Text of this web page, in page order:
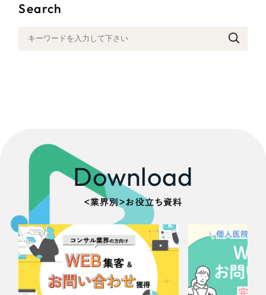
Search
Download
＜業界別＞お役立ち資料